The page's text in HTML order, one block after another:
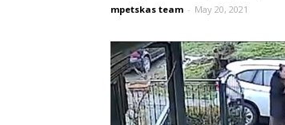
mpetskas team - May 20, 2021